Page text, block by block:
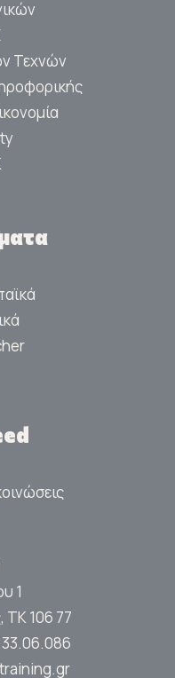
Τεχνών
1
ΤΚ 106 77